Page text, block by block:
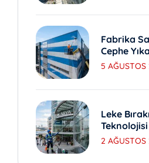
Fabrika
Cephe
5 AĞUSTOS
Leke
Teknolojisi
Yıkama
2 AĞUSTOS